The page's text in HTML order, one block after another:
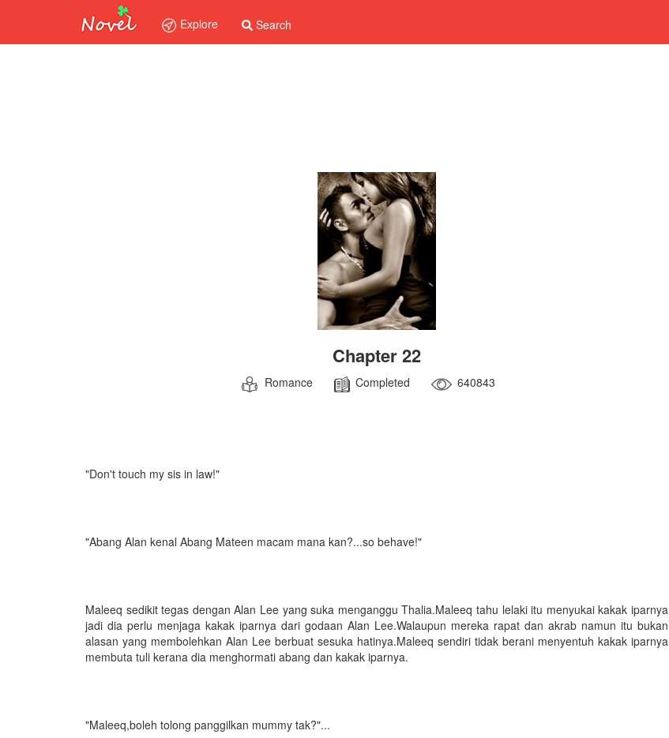
Explore Search
Chapter 22
Romance Completed 640843
"Don't touch my sis in law!"
"Abang Alan kenal Abang Mateen macam mana kan?...so behave!"
Maleeq sedikit tegas dengan Alan Lee yang suka menganggu Thalia.Maleeq tahu lelaki itu menyukai kakak iparnya
jadi dia perlu menjaga kakak iparnya dari godaan Alan Lee.Walaupun mereka rapat dan akrab namun itu bukan
alasan yang membolehkan Alan Lee berbuat sesuka hatinya.Maleeq sendiri tidak berani menyentuh kakak iparnya
membuta tuli kerana dia menghormati abang dan kakak iparnya.
"Maleeq,boleh tolong panggilkan mummy tak?"...